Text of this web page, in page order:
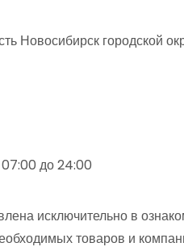
Новосибирск городской
до 24:00
исключительно в
товаров и